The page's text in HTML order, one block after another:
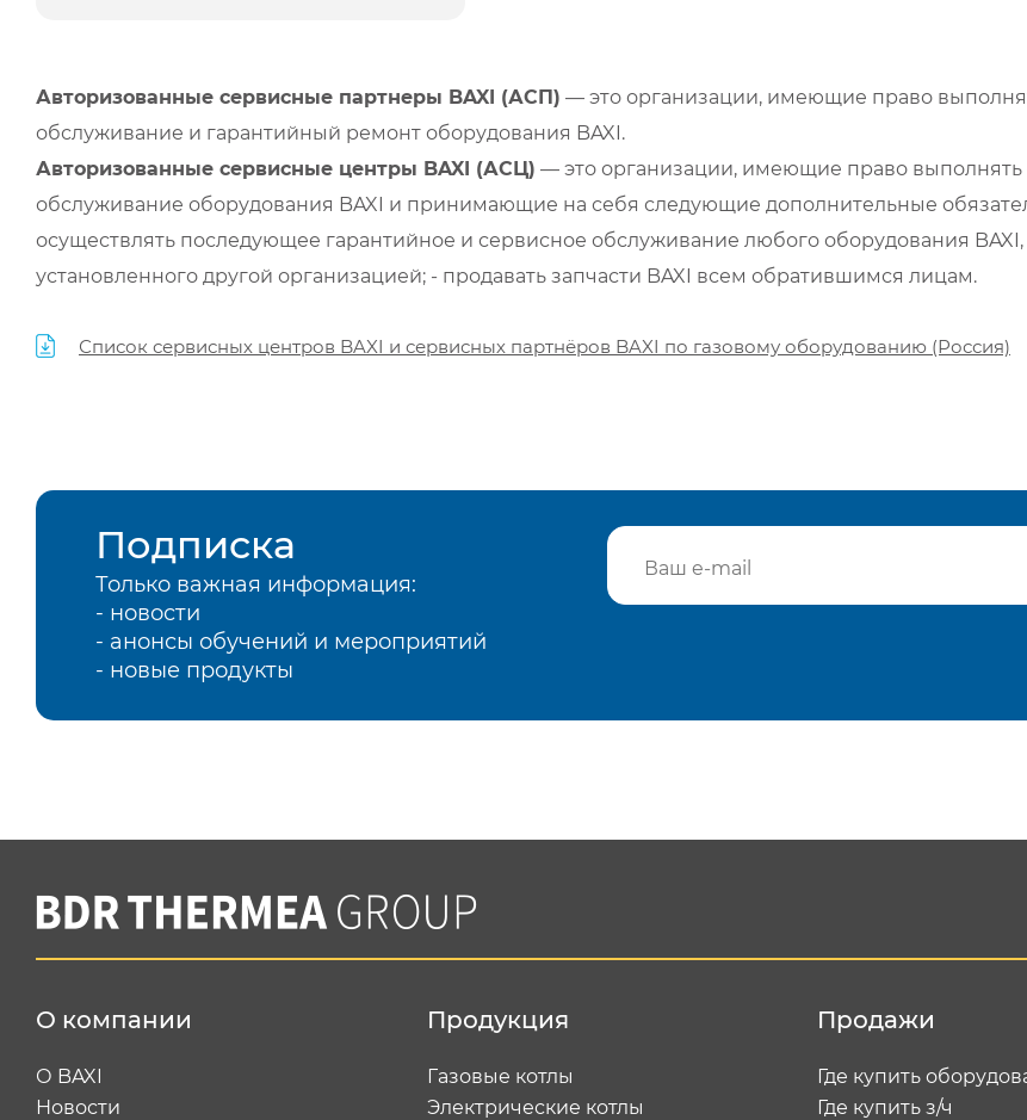
Авторизованные сервисные партнеры BAXI (АСП) — это организации, имеющие право
обслуживание и гарантийный ремонт оборудования BAXI.
Авторизованные сервисные центры BAXI (АСЦ) — это организации, имеющие право
обслуживание оборудования BAXI и принимающие на себя следующие дополнительные
осуществлять последующее гарантийное и сервисное обслуживание любого оборудования
установленного другой организацией; - продавать запчасти BAXI всем обратившимся лицам.
Список сервисных центров BAXI и сервисных партнёров BAXI по газовому оборудованию (Россия)
Подписка
Только важная информация:
- новости
- анонсы обучений и мероприятий
- новые продукты
О компании
О BAXI
Новости
Продукция
Газовые котлы
Электрические котлы
Продажи
Где купить
Где купить з/ч